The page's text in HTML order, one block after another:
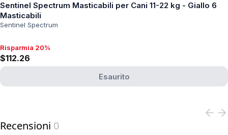
Sentinel Spectrum Masticabili per Cani 11-22 kg - Giallo 6
Masticabili
Sentinel Spectrum
Risparmia 20%, $112.26
Risparmia 20%
$112.26
Esaurito
Recensioni 0